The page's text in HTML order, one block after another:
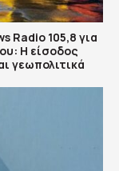
Radio 105,8 για
Η είσοδος
γεωπολιτικά